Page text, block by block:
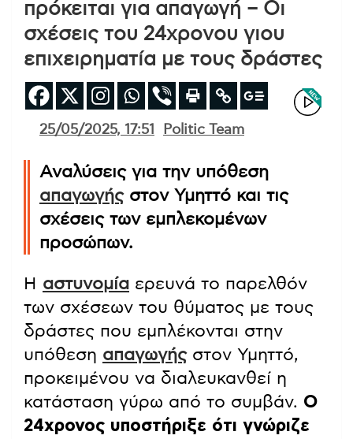
πρόκειται για απαγωγή – Οι
σχέσεις του 24χρονου γιου
επιχειρηματία με τους δράστες
25/05/2025, 17:51 Politic Team
Αναλύσεις για την υπόθεση
απαγωγήςστον Υμηττό και τις
σχέσεις των εμπλεκομένων
προσώπων.
Η αστυνομία ερευνά το παρελθόν
των σχέσεων του θύματος με τους
δράστες που εμπλέκονται στην
υπόθεση απαγωγήςστον Υμηττό,
προκειμένου να διαλευκανθεί η
κατάσταση γύρω από το συμβάν. Ο
24χρονος υποστήριξε ότι γνώριζε